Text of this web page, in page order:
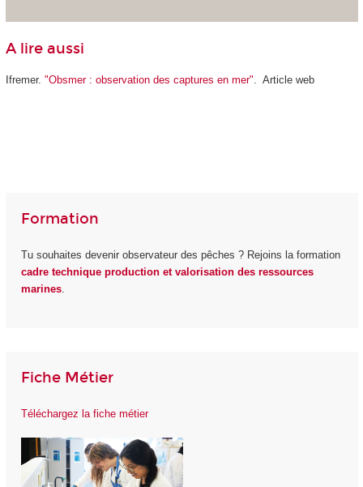
A lire aussi
Ifremer. "Obsmer : observation des captures en mer". Article web
Formation
Tu souhaites devenir observateur des pêches ? Rejoins la formation
cadre technique production et valorisation des ressources
marines.
Fiche Métier
Téléchargez la fiche métier